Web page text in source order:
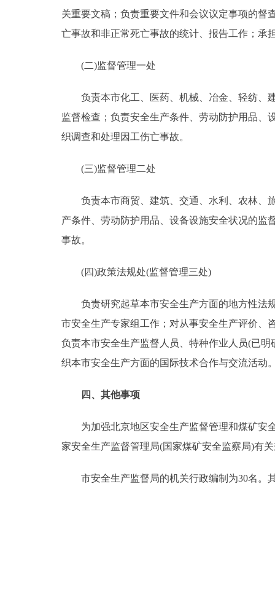
关重要文稿；负责重要文件和会议议定事项的督
亡事故和非正常死亡事故的统计、报告工作；承
(二)监督管理一处
负责本市化工、医药、机械、冶金、轻纺、建
监督检查；负责安全生产条件、劳动防护用品、
织调查和处理因工伤亡事故。
(三)监督管理二处
负责本市商贸、建筑、交通、水利、农林、旅
产条件、劳动防护用品、设备设施安全状况的监
事故。
(四)政策法规处(监督管理三处)
负责研究起草本市安全生产方面的地方性法规
市安全生产专家组工作；对从事安全生产评价、
负责本市安全生产监督人员、特种作业人员(已
织本市安全生产方面的国际技术合作与交流活动
四、其他事项
为加强北京地区安全生产监督管理和煤矿安全
家安全生产监督管理局(国家煤矿安全监察局)有
市安全生产监督局的机关行政编制为30名。其